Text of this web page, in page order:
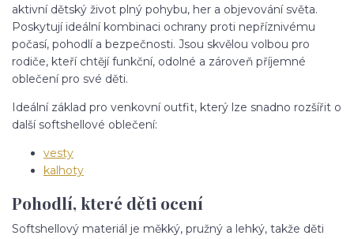
aktivní dětský život plný pohybu, her a objevování světa.
Poskytují ideální kombinaci ochrany proti nepříznivému
počasí, pohodlí a bezpečnosti. Jsou skvělou volbou pro
rodiče, kteří chtějí funkční, odolné a zároveň příjemné
oblečení pro své děti.
Ideální základ pro venkovní outfit, který lze snadno rozšířit o
další softshellové oblečení:
vesty
kalhoty
Pohodlí, které děti ocení
Softshellový materiál je měkký, pružný a lehký, takže děti